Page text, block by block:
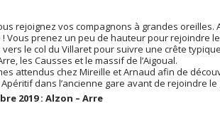
rejoignez vos compagnons à grandes
Vous prenez un peu de hauteur pour rejoindre
le col du Villaret pour suivre une crête
les Causses et le massif de l’Aigoual.
attendus chez Mireille et Arnaud afin de
Apéritif dans l’ancienne gare avant de rejoindre
2019 : Alzon – Arre